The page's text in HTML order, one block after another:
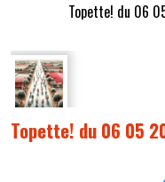
Topette! du 06
Topette! du 06 05